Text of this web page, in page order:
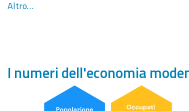
Altro…
I numeri dell'economia